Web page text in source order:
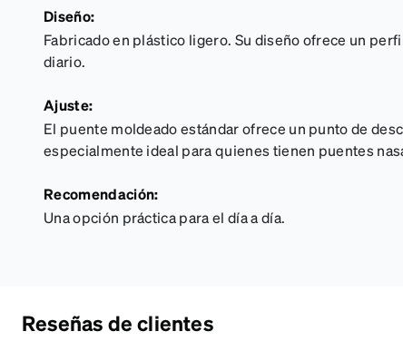
Diseño:
Fabricado en plástico ligero. Su diseño ofrece un
diario.
Ajuste:
El puente moldeado estándar ofrece un punto de
especialmente ideal para quienes tienen puentes
Recomendación:
Una opción práctica para el día a día.
Reseñas de clientes